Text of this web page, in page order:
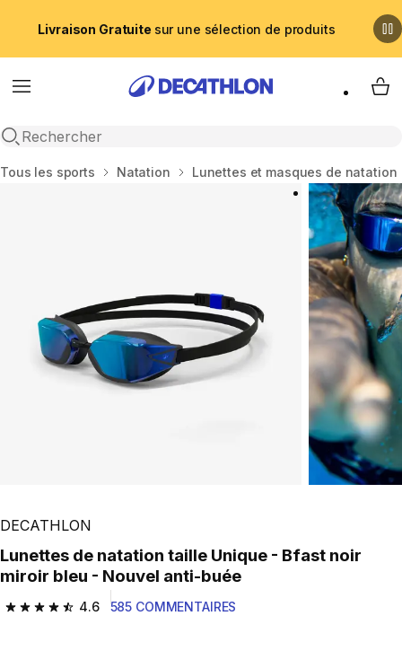
Livraison Gratuite sur une sélection de produits
Menu
Recherche ouverte
My
Accueil
Tous les sports Natation Lunettes et masques de natation
DECATHLON
Lunettes de natation taille Unique - Bfast noir
miroir bleu - Nouvel anti-buée
4.6
4.6 out of 5 stars from 585 reviews
585 COMMENTAIRES